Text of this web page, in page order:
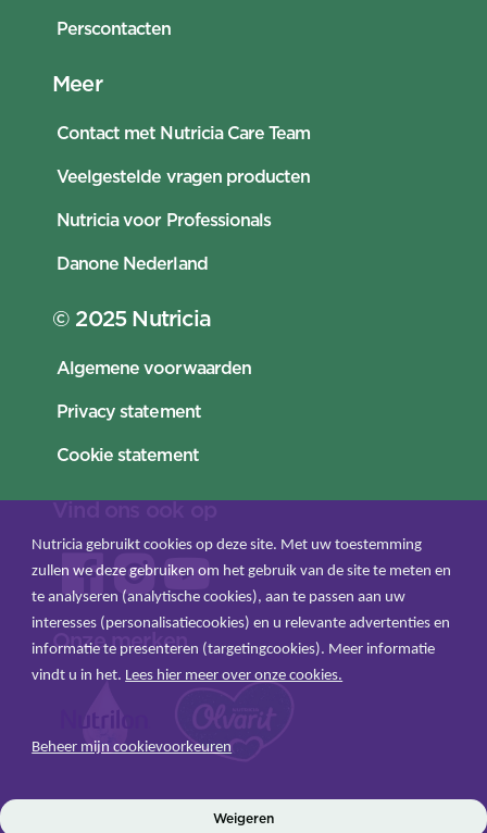
Perscontacten
Meer
Contact met Nutricia Care Team
Veelgestelde vragen producten
Nutricia voor Professionals
Danone Nederland
© 2025 Nutricia
Algemene voorwaarden
Privacy statement
Cookie statement
Onze merken
Nutricia gebruikt cookies op deze site. Met uw toestemming
zullen we deze gebruiken om het gebruik van de site te meten en
te analyseren (analytische cookies), aan te passen aan uw
interesses (personalisatiecookies) en u relevante advertenties en
informatie te presenteren (targetingcookies). Meer informatie
vindt u in het. Lees hier meer over onze cookies.
Beheer mijn cookievoorkeuren
Weigeren